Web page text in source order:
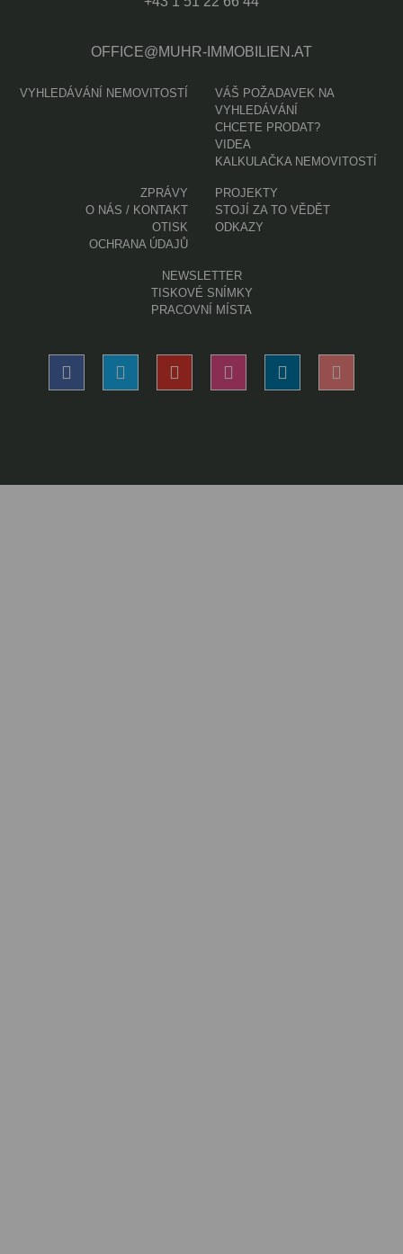
OFFICE@MUHR-IMMOBILIEN.AT
VYHLEDÁVÁNÍ NEMOVITOSTÍ
VÁŠ POŽADAVEK NA
VYHLEDÁVÁNÍ
CHCETE PRODAT?
VIDEA
KALKULAČKA NEMOVITOSTÍ
ZPRÁVY
O NÁS / KONTAKT
OTISK
OCHRANA ÚDAJŮ
PROJEKTY
STOJÍ ZA TO VĚDĚT
ODKAZY
NEWSLETTER
TISKOVÉ SNÍMKY
PRACOVNÍ MÍSTA